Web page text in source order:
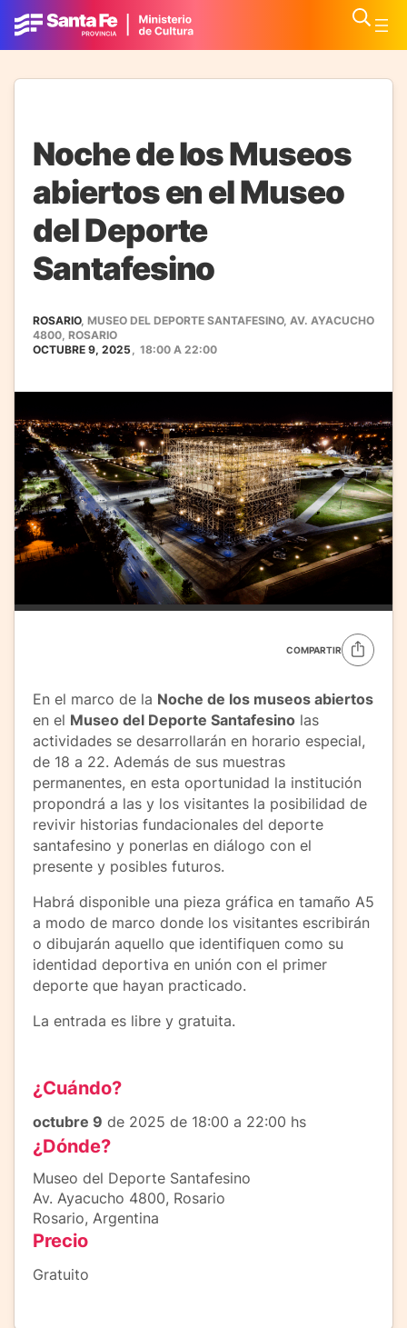
Noche de los Museos
abiertos en el Museo
del Deporte
Santafesino
ROSARIO, MUSEO DEL DEPORTE SANTAFESINO, AV. AYACUCHO
4800, ROSARIO
OCTUBRE 9, 2025, 18:00 A 22:00
COMPARTIR
En el marco de la Noche de los museos abiertos
en el Museo del Deporte Santafesino las
actividades se desarrollarán en horario especial,
de 18 a 22. Además de sus muestras
permanentes, en esta oportunidad la institución
propondrá a las y los visitantes la posibilidad de
revivir historias fundacionales del deporte
santafesino y ponerlas en diálogo con el
presente y posibles futuros.
Habrá disponible una pieza gráfica en tamaño A5
a modo de marco donde los visitantes escribirán
o dibujarán aquello que identifiquen como su
identidad deportiva en unión con el primer
deporte que hayan practicado.
La entrada es libre y gratuita.
¿Cuándo?
octubre 9 de 2025 de 18:00 a 22:00 hs
¿Dónde?
Museo del Deporte Santafesino
Av. Ayacucho 4800, Rosario
Rosario, Argentina
Precio
Gratuito